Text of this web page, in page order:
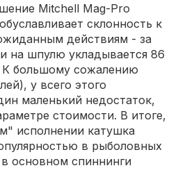
Mitchell Mag-Pro
склонность к
действиям - за
на шпулю укладывается 86
К большому сожалению
у всего этого
маленький недостаток,
стоимости. В итоге,
исполнении катушка
в рыболовных
основном спиннинги